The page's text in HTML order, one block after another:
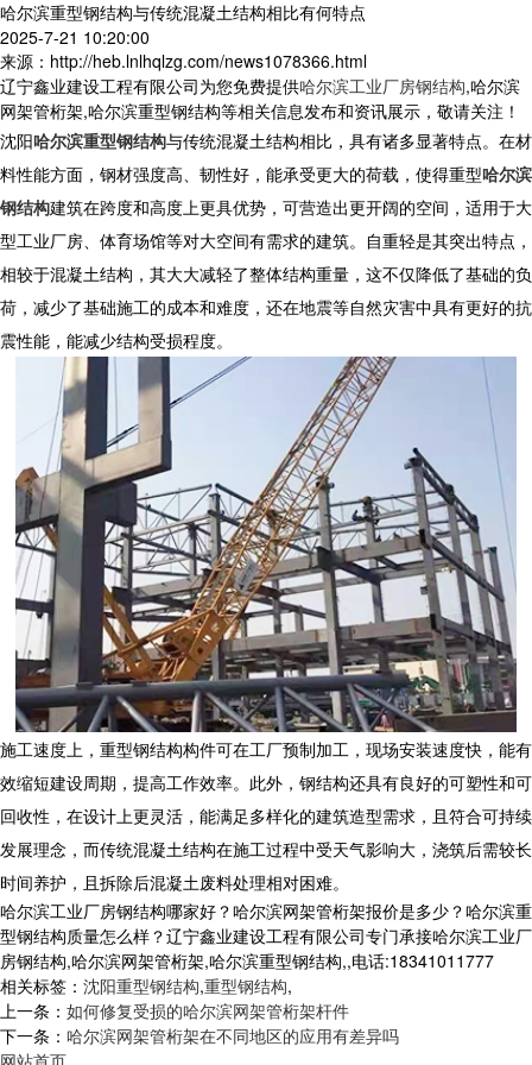
哈尔滨重型钢结构与传统混凝土结构相比有何特点
2025-7-21 10:20:00
来源：http://heb.lnlhqlzg.com/news1078366.html
辽宁鑫业建设工程有限公司为您免费提供哈尔滨工业厂房钢结构,哈尔滨
网架管桁架,哈尔滨重型钢结构等相关信息发布和资讯展示，敬请关注！
沈阳哈尔滨重型钢结构与传统混凝土结构相比，具有诸多显著特点。在材
料性能方面，钢材强度高、韧性好，能承受更大的荷载，使得重型哈尔滨
钢结构建筑在跨度和高度上更具优势，可营造出更开阔的空间，适用于大
型工业厂房、体育场馆等对大空间有需求的建筑。自重轻是其突出特点，
相较于混凝土结构，其大大减轻了整体结构重量，这不仅降低了基础的负
荷，减少了基础施工的成本和难度，还在地震等自然灾害中具有更好的抗
震性能，能减少结构受损程度。
施工速度上， 重型钢结构构件可在工厂预制加工，现场安装速度快，能有
效缩短建设周期，提高工作效率。此外，钢结构还具有良好的可塑性和可
回收性，在设计上更灵活，能满足多样化的建筑造型需求，且符合可持续
发展理念，而传统混凝土结构在施工过程中受天气影响大，浇筑后需较长
时间养护，且拆除后混凝土废料处理相对困难。
哈尔滨工业厂房钢结构哪家好？哈尔滨网架管桁架报价是多少？哈尔滨重
型钢结构质量怎么样？辽宁鑫业建设工程有限公司专门承接哈尔滨工业厂
房钢结构,哈尔滨网架管桁架,哈尔滨重型钢结构,,电话:18341011777
相关标签： 沈阳重型钢结构,重型钢结构,
上一条： 如何修复受损的哈尔滨网架管桁架杆件
下一条： 哈尔滨网架管桁架在不同地区的应用有差异吗
网站首页